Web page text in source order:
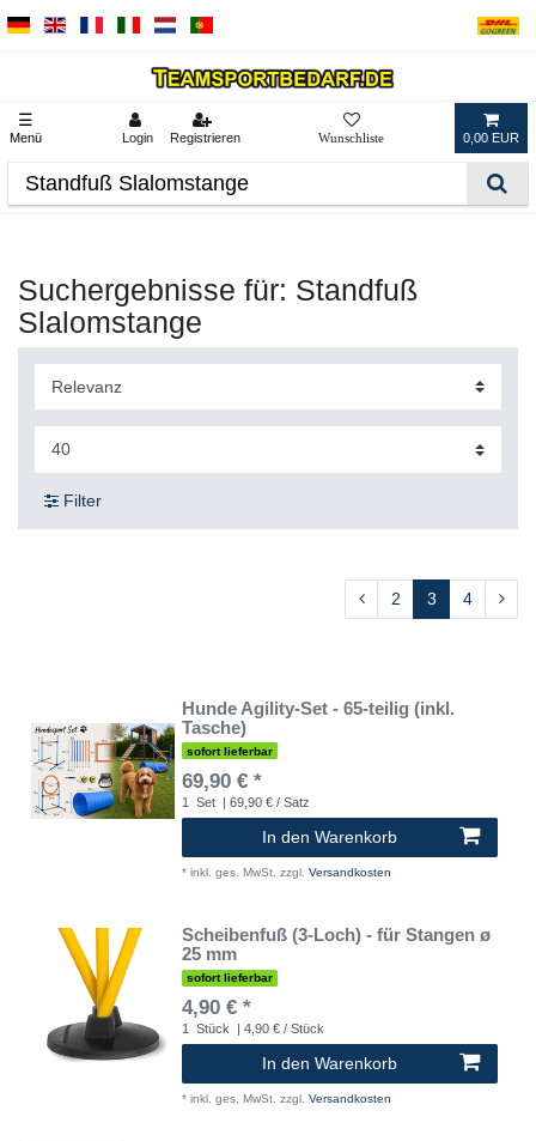
☰
Menü Login Registrieren 0,00 EUR
Suchergebnisse für: Standfuß
Slalomstange
Filter
2 3 4
Hunde Agility-Set - 65-teilig (inkl.
Tasche)
sofort lieferbar
69,90 € *
1 Set | 69,90 € / Satz
In den Warenkorb
* inkl. ges. MwSt. zzgl. Versandkosten
Scheibenfuß (3-Loch) - für Stangen ø
25 mm
sofort lieferbar
4,90 € *
1 Stück | 4,90 € / Stück
In den Warenkorb
* inkl. ges. MwSt. zzgl. Versandkosten